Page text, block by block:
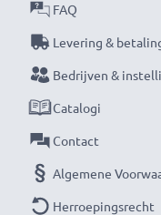
Kabel Materiaal
Connector materiaal
★ 3 jaar garantie ★
Als internationale
waar het bij
Daarom verlenen
FAQ
Levering &
Bedrijven &
Catalogi
Contact
Algemene
Herroepingsrecht